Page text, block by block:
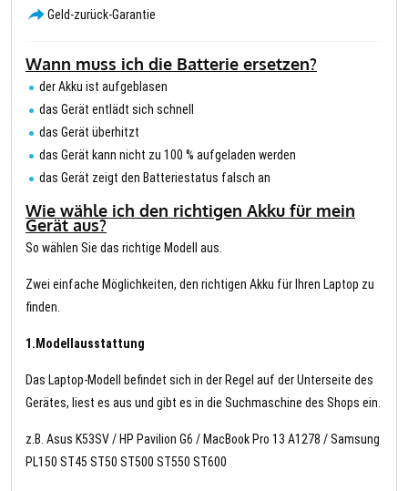
Geld-zurück-Garantie
Wann muss ich die Batterie ersetzen?
der Akku ist aufgeblasen
das Gerät entlädt sich schnell
das Gerät überhitzt
das Gerät kann nicht zu 100 % aufgeladen werden
das Gerät zeigt den Batteriestatus falsch an
Wie wähle ich den richtigen Akku für mein
Gerät aus?
So wählen Sie das richtige Modell aus.
Zwei einfache Möglichkeiten, den richtigen Akku für Ihren Laptop zu
finden.
1.Modellausstattung
Das Laptop-Modell befindet sich in der Regel auf der Unterseite des
Gerätes, liest es aus und gibt es in die Suchmaschine des Shops ein.
z.B. Asus K53SV / HP Pavilion G6 / MacBook Pro 13 A1278 / Samsung
PL150 ST45 ST50 ST500 ST550 ST600